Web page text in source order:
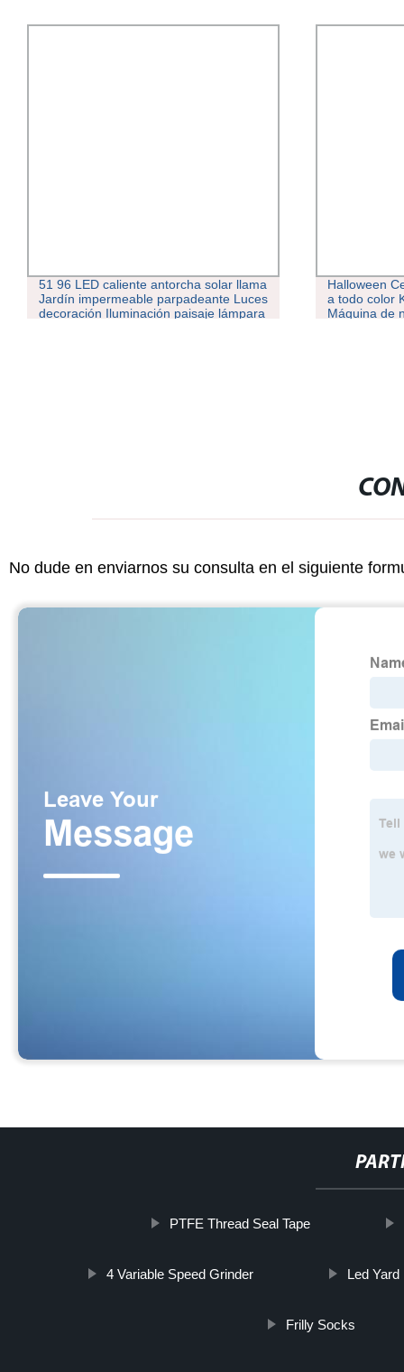
51 96 LED caliente antorcha solar llama
Jardín impermeable parpadeante Luces
decoración Iluminación paisaje lámpara
Halloween
a todo color
Máquina de
No dude en enviarnos su consulta en el siguiente
PTFE Thread Seal Tape
4 Variable Speed Grinder Led Yard
Frilly Socks